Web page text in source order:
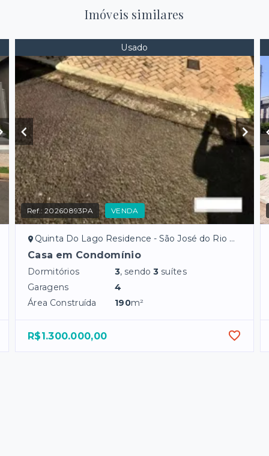
Imóveis similares
Usado
Ref.:20260893PA VENDA
Quinta Do Lago Residence - São José do Rio Preto/SP
Casa em Condomínio
Dormitórios 3, sendo3 suítes
Garagens
4
Área Construída
190m²
R$1.300.000,00